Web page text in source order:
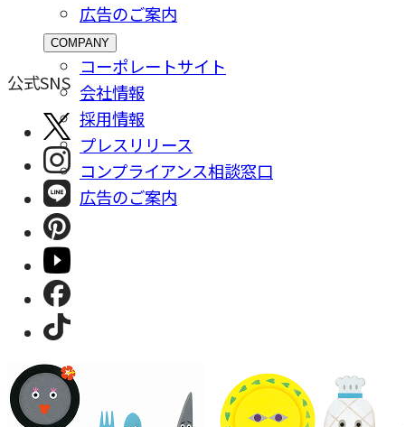
広告のご案内
COMPANY
コーポレートサイト
会社情報
採⽤情報
プレスリリース
コンプライアンス相談窓⼝
広告のご案内
公式SNS